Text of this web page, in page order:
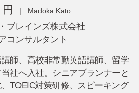
Madoka Kato
ブレインズ株式会社
コンサルタント
師、高校非常勤英語講師、留学
社へ入社。シニアプランナーと
TOEIC対策研修、スピーキング